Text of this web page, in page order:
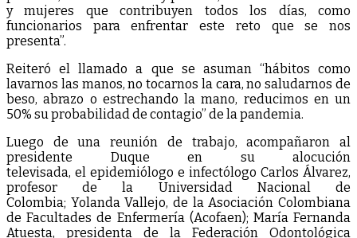
y mujeres que contribuyen todos los días, como
funcionarios para enfrentar este reto que se nos
presenta”.
Reiteró el llamado a que se asuman “hábitos como
lavarnos las manos, no tocarnos la cara, no saludarnos de
beso, abrazo o estrechando la mano, reducimos en un
50% su probabilidad de contagio” de la pandemia.
Luego de una reunión de trabajo, acompañaron al
presidente Duque en su alocución
televisada, el epidemiólogo e infectólogo Carlos Álvarez,
profesor de la Universidad Nacional de
Colombia; Yolanda Vallejo, de la Asociación Colombiana
de Facultades de Enfermería (Acofaen); María Fernanda
Atuesta, presidenta de la Federación Odontológica